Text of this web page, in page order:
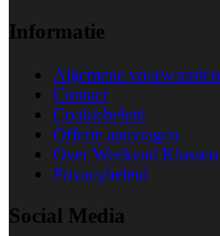
Informatie
Algemene voorwaarden
Contact
Cookiebeleid
Offerte aanvragen
Over Weekend Klussen
Privacybeleid
Social Media